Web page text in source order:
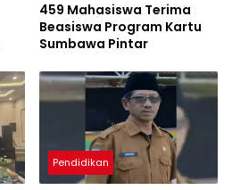
459 Mahasiswa Terima
Beasiswa Program Kartu
Sumbawa Pintar
Pendidikan